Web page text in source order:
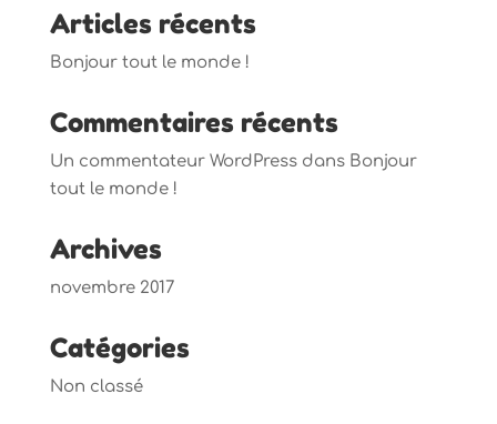
Articles récents
Bonjour tout le monde !
Commentaires récents
Un commentateur WordPressdans Bonjour
tout le monde !
Archives
novembre 2017
Catégories
Non classé